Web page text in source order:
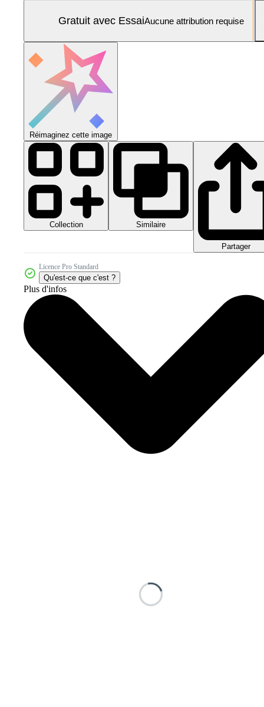
Gratuit avec EssaiAucune attribution requise
Réimaginez cette image
Collection Similaire
Partager
Licence Pro Standard
Qu'est-ce que c'est ?
Plus d'infos